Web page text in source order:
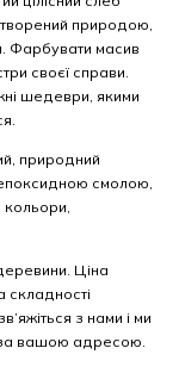
природою,
Фарбувати масив
своєї справи.
шедеври, якими
природний
смолою,
кольори,
Ціна
складності
з нами і ми
за вашою адресою.